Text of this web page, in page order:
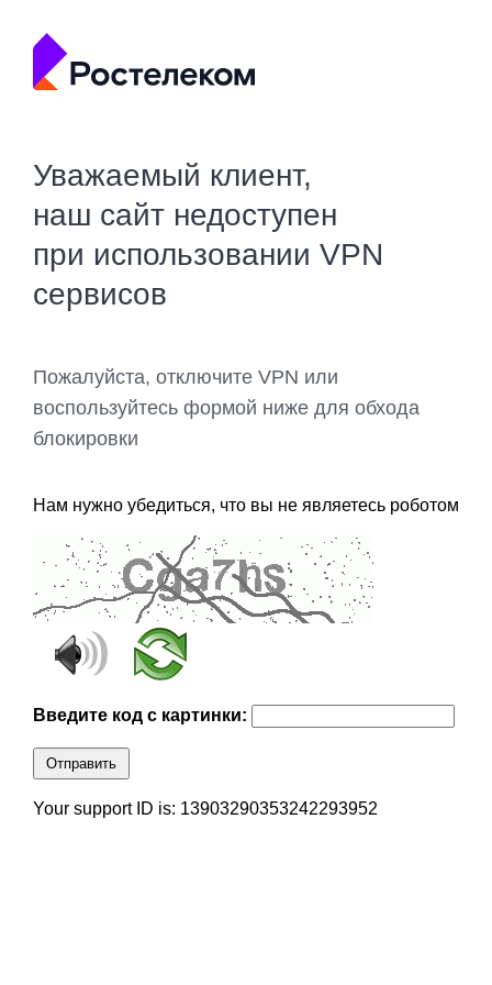
Уважаемый клиент,
наш сайт недоступен
при использовании VPN
сервисов
Пожалуйста, отключите VPN или
воспользуйтесь формой ниже для обхода
блокировки
Нам нужно убедиться, что вы не являетесь роботом
Введите код с картинки:
Отправить
Your support ID is: 13903290353242293952